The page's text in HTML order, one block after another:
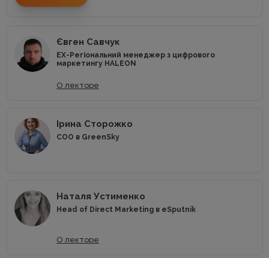
Євген Савчук
EX-Регіональний менеджер з цифрового
маркетингу HALEON
О лекторе
Ірина Сторожко
COO в GreenSky
Наталя Устименко
Head of Direct Marketing в eSputnik
О лекторе